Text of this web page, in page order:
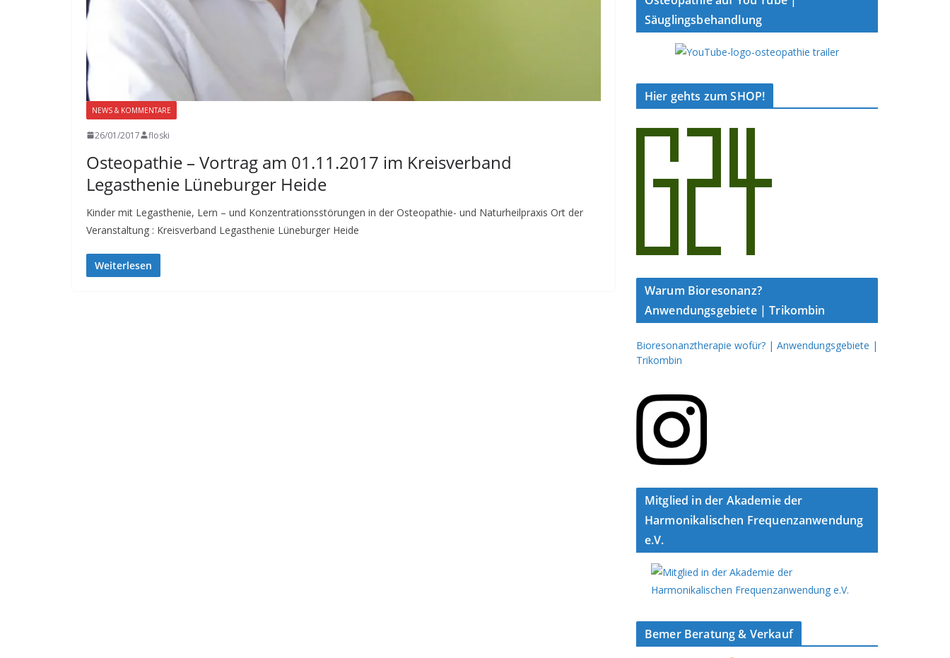
NEWS & KOMMENTARE
26/01/2017 floski
Osteopathie – Vortrag am 01.11.2017 im Kreisverband
Legasthenie Lüneburger Heide
Kinder mit Legasthenie, Lern – und Konzentrationsstörungen in der Osteopathie- und Naturheilpraxis Ort der
Veranstaltung : Kreisverband Legasthenie Lüneburger Heide
Weiterlesen
Säuglingsbehandlung
Hier gehts zum SHOP!
Warum Bioresonanz?
Anwendungsgebiete | Trikombin
Bioresonanztherapie wofür? | Anwendungsgebiete |
Trikombin
Mitglied in der Akademie der
Harmonikalischen Frequenzanwendung
e.V.
Bemer Beratung & Verkauf